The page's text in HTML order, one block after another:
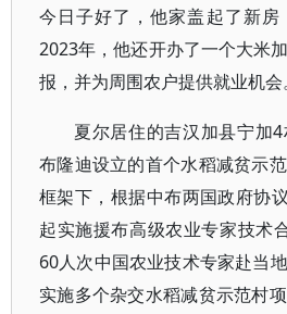
今日子好了，他家盖起了新房
2023年，他还开办了一个大米
报，并为周围农户提供就业机会。
夏尔居住的吉汉加县宁加
布隆迪设立的首个水稻减贫示
框架下，根据中布两国政府协
起实施援布高级农业专家技术
60人次中国农业技术专家赴当
实施多个杂交水稻减贫示范村